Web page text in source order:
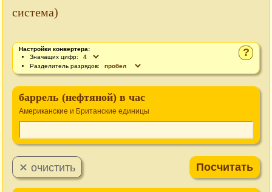
система)
?
Настройки конвертера:
Значащих цифр:
Разделитель разрядов:
баррель (нефтяной) в час
Американские и Британские единицы